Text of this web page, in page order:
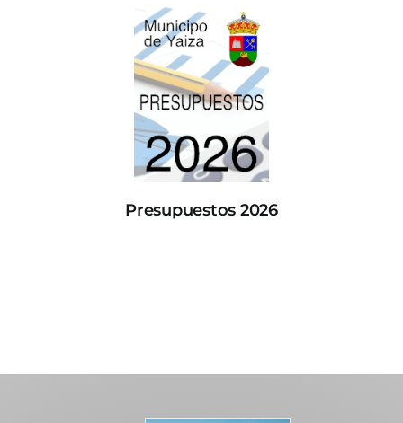
Presupuestos 2026